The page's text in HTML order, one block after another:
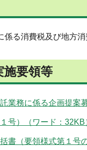
消費税及び地方消
要領等
業務に係る企画提案
号）（ワード：32KB
書（要領様式第１号